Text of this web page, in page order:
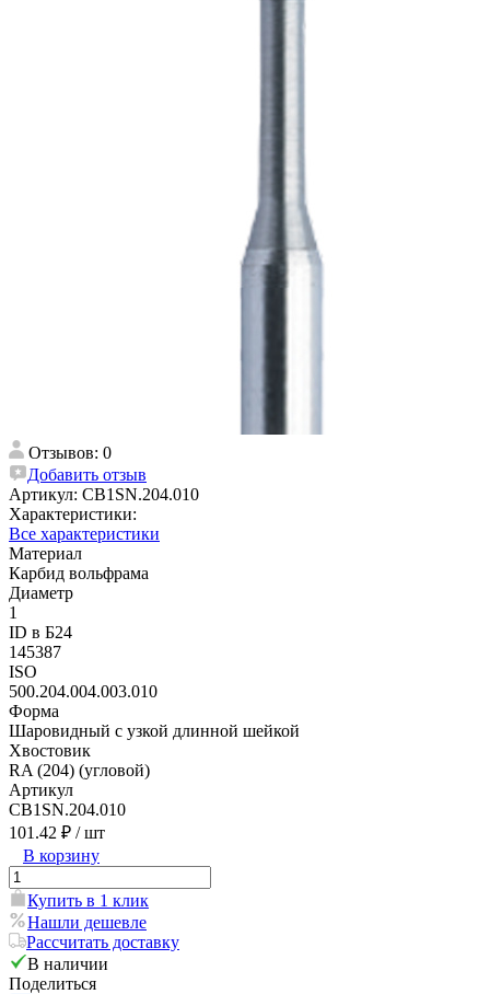
Отзывов: 0
Добавить отзыв
Артикул: CB1SN.204.010
Характеристики:
Все характеристики
Материал
Карбид вольфрама
Диаметр
1
ID в Б24
145387
ISO
500.204.004.003.010
Форма
Шаровидный с узкой длинной шейкой
Хвостовик
RA (204) (угловой)
Артикул
CB1SN.204.010
101.42 ₽ / шт
В корзину
Купить в 1 клик
Нашли дешевле
Рассчитать доставку
В наличии
Поделиться